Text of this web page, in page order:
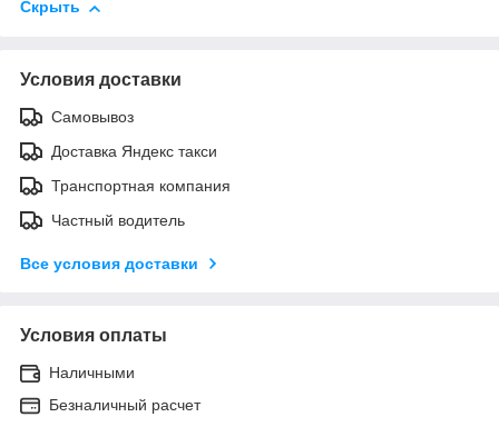
Скрыть
Условия доставки
Самовывоз
Доставка Яндекс такси
Транспортная компания
Частный водитель
Все условия доставки
Условия оплаты
Наличными
Безналичный расчет